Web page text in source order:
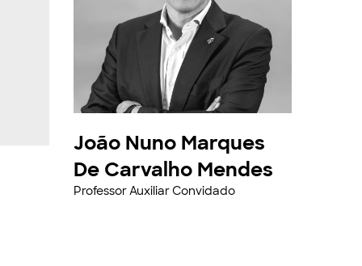
João Nuno Marques
De Carvalho Mendes
Professor Auxiliar Convidado